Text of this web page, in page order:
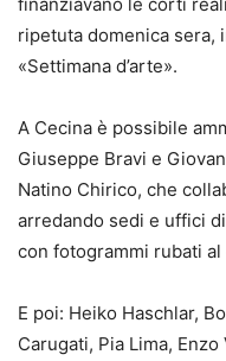
finanziavano le corti
ripetuta domenica sera,
«Settimana d’arte».
A Cecina è possibile
Giuseppe Bravi e
Natino Chirico, che
arredando sedi e uffici
con fotogrammi rubati al
E poi: Heiko Haschlar,
Carugati, Pia Lima,